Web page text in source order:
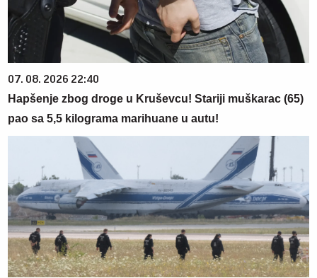
07. 08. 2026 22:40
Hapšenje zbog droge u Kruševcu! Stariji muškarac (65)
pao sa 5,5 kilograma marihuane u autu!